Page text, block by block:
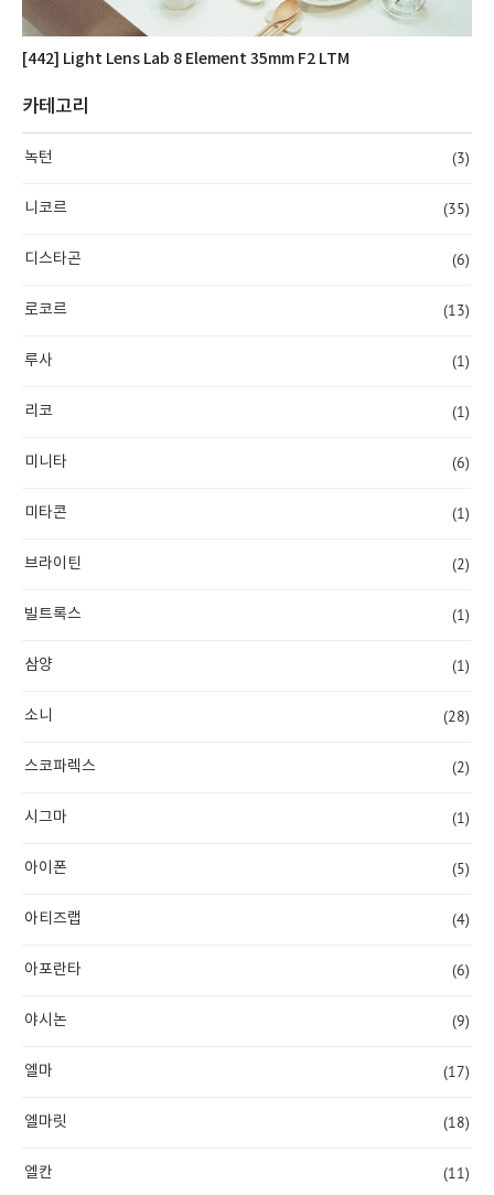
[442] Light Lens Lab 8 Element 35mm F2 LTM
카테고리
녹턴 (3)
니코르 (35)
디스타곤 (6)
로코르 (13)
루사 (1)
리코 (1)
미니타 (6)
미타콘 (1)
브라이틴 (2)
빌트록스 (1)
삼양 (1)
소니 (28)
스코파렉스 (2)
시그마 (1)
아이폰 (5)
아티즈랩 (4)
아포란타 (6)
야시논 (9)
엘마 (17)
엘마릿 (18)
엘칸 (11)